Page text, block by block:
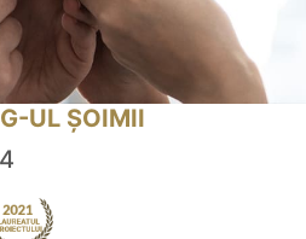
UL ȘOIMII